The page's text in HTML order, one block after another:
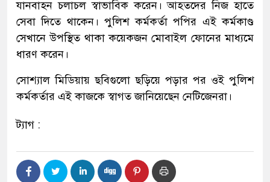
যানবাহন চলাচল স্বাভাবিক করেন। আহতদের নিজ হাতে
সেবা দিতে থাকেন। পুলিশ কর্মকর্তা পপির এই কর্মকাণ্ড
সেখানে উপস্থিত থাকা কয়েকজন মোবাইল ফোনের মাধ্যমে
ধারণ করেন।
সোশ্যাল মিডিয়ায় ছবিগুলো ছড়িয়ে পড়ার পর ওই পুলিশ
কর্মকর্তার এই কাজকে স্বাগত জানিয়েছেন নেটিজেনরা।
ট্যাগ :